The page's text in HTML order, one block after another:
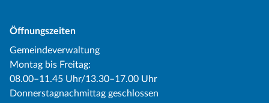
Öffnungszeiten
Gemeindeverwaltung
Montag bis Freitag:
08.00–11.45 Uhr/13.30–17.00 Uhr
Donnerstagnachmittag geschlossen